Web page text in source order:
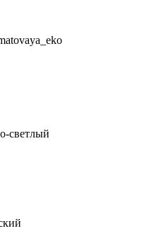
светлый